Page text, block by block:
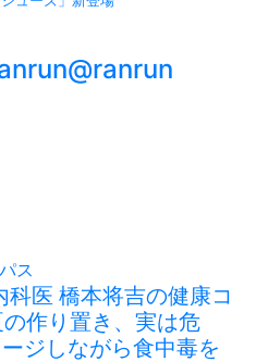
ス
科医 橋本将吉の健康コ
作り置き、実は危
ジしながら食中毒を